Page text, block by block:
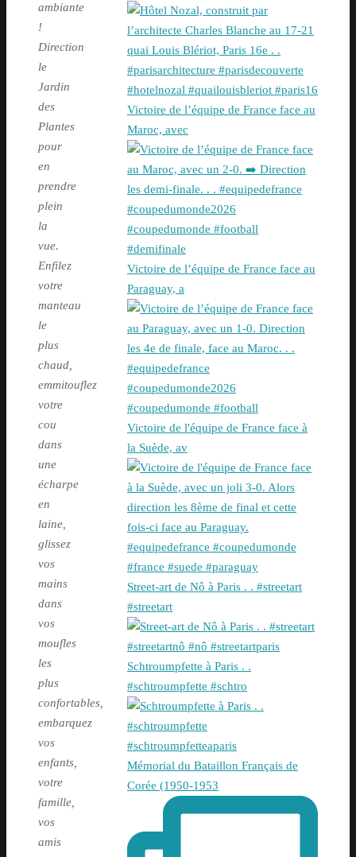
ambiante
!
Direction
le
Jardin
des
Plantes
pour
en
prendre
plein
la
vue.
Enfilez
votre
manteau
le
plus
chaud,
emmitouflez
votre
cou
dans
une
écharpe
en
laine,
glissez
vos
mains
dans
vos
moufles
les
plus
confortables,
embarquez
vos
enfants,
votre
famille,
vos
amis
Victoire de l’équipe de France face au
Maroc, avec
Victoire de l’équipe de France face au
Paraguay, a
Victoire de l'équipe de France face à
la Suède, av
Street-art de Nô à Paris . . #streetart
#streetart
Schtroumpfette à Paris . .
#schtroumpfette #schtro
Mémorial du Bataillon Français de
Corée (1950-1953